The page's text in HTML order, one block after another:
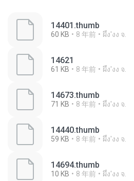
14401.thumb
60 KB 8 年前 ผึ้ง'งง จ.
14621
61 KB 8 年前 ผึ้ง'งง จ.
14673.thumb
71 KB 8 年前 ผึ้ง'งง จ.
14440.thumb
59 KB 8 年前 ผึ้ง'งง จ.
14694.thumb
10 KB 8 年前 ผึ้ง'งง จ.